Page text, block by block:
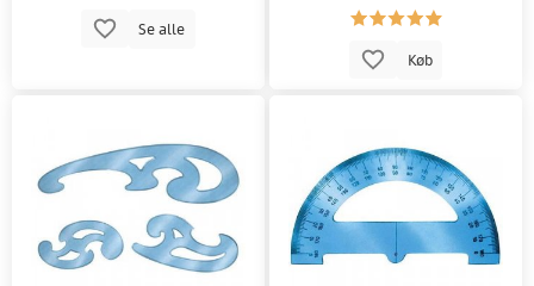
Se alle
Køb